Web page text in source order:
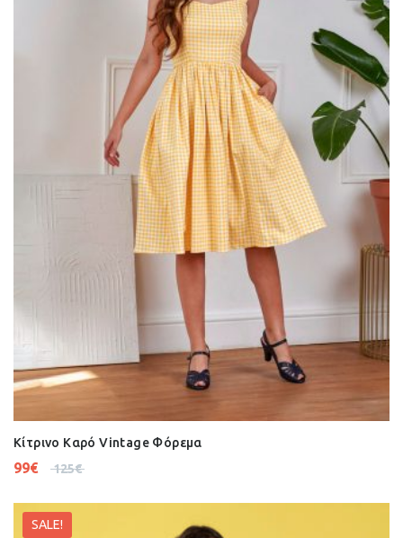
Κίτρινο Καρό Vintage Φόρεμα
125€
99€
SALE!